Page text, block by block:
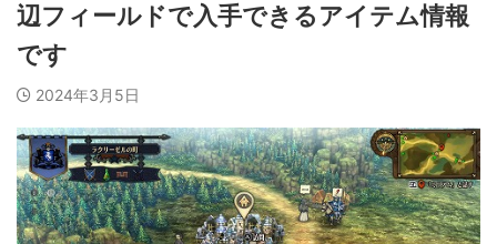
辺フィールドで入手できるアイテム情報
です
2024年3月5日